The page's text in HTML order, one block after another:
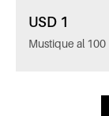
USD 1
Mustique al 100